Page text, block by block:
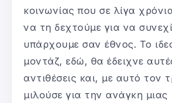
κοινωνίας που σε λίγα
να τη δεχτούμε για να
υπάρχουμε σαν έθνος. Το
μοντάζ, εδώ, θα έδειχνε
αντιθέσεις και, με αυτό τον
μιλούσε για την ανάγκη μιας